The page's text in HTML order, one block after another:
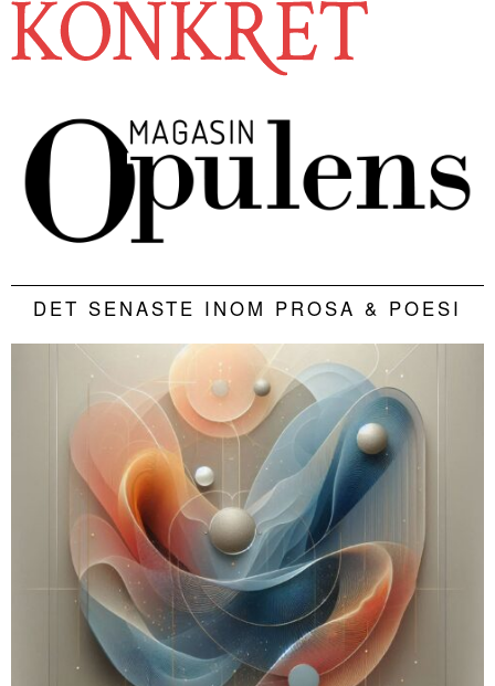
DET SENASTE INOM PROSA & POESI